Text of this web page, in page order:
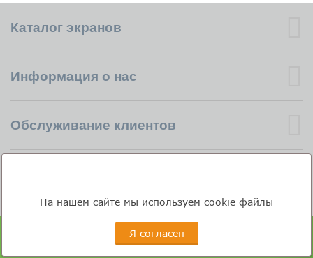
Каталог экранов
Информация о нас
Обслуживание клиентов
На нашем сайте мы используем cookie файлы
Я согласен